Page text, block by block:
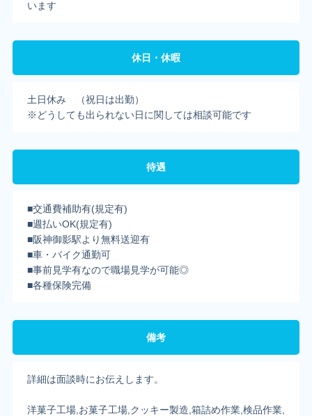
います
休日・休暇
土日休み （祝日は出勤）
※どうしても出られない日に関しては相談可能です
待遇
■交通費補助有(規定有)
■週払いOK(規定有)
■阪神御影駅より無料送迎有
■車・バイク通勤可
■事前見学有なので職場見学が可能◎
■各種保険完備
備考
詳細は面談時にお伝えします。
洋菓子工場,お菓子工場,クッキー製造,箱詰め作業,検品作業,